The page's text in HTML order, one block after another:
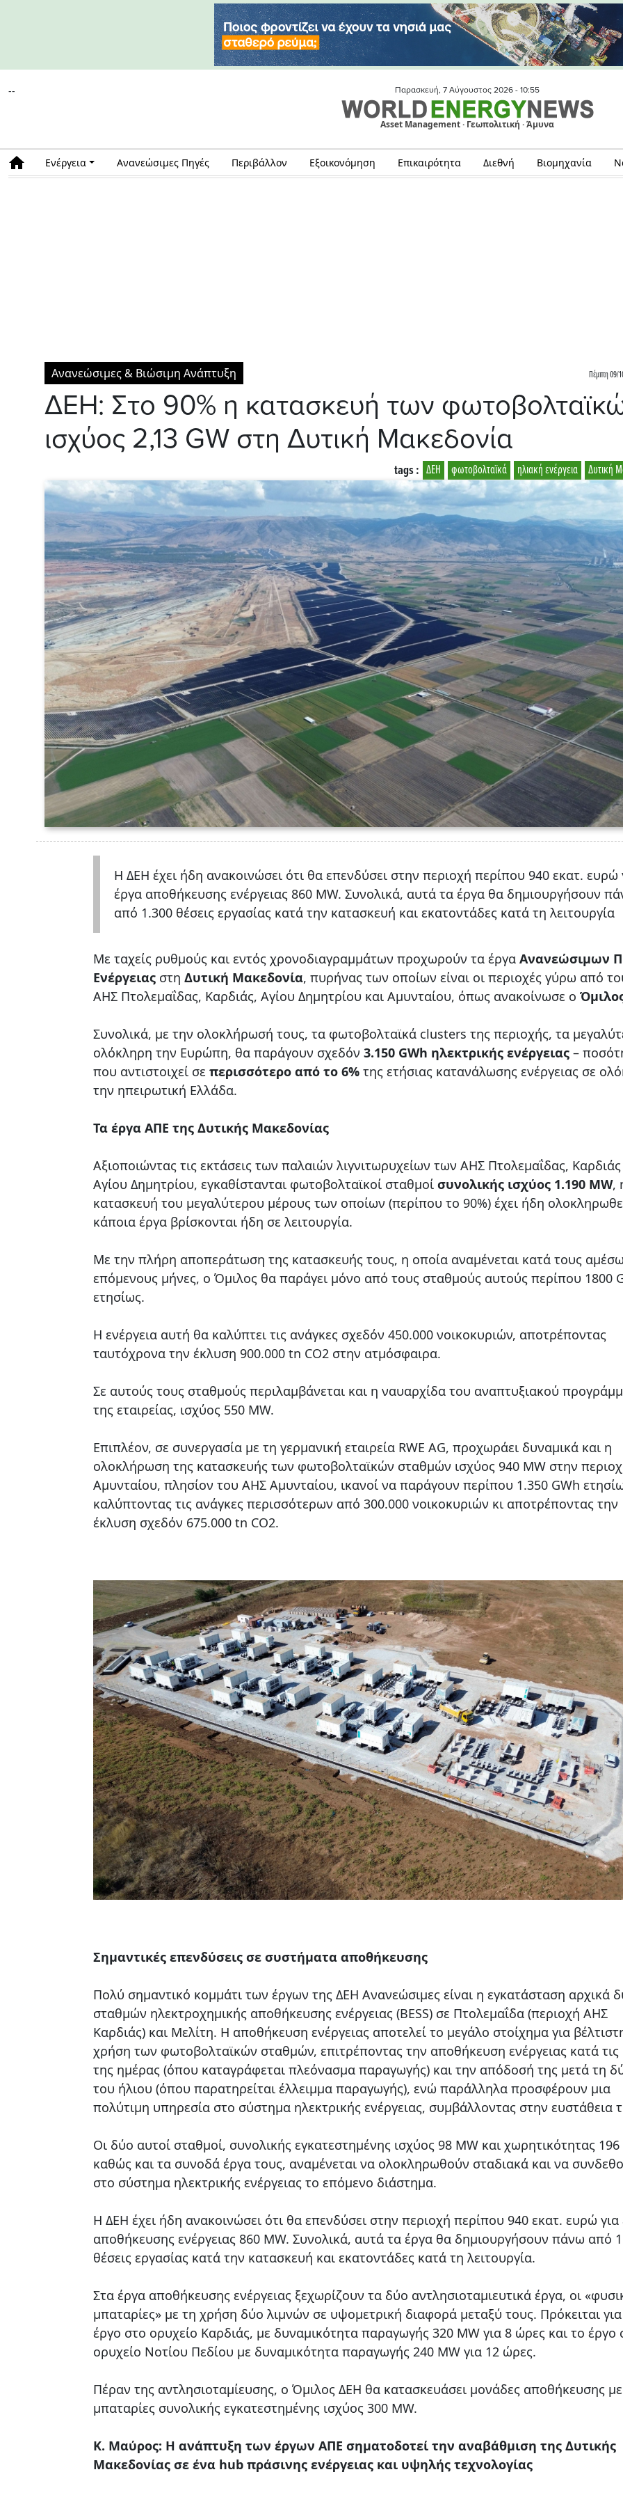
-- Παρασκευή, 7 Αύγουστος 2026 - 10:55
Asset Management · Γεωπολιτική · Άμυνα
Ενέργεια Ανανεώσιμες Πηγές Περιβάλλον Εξοικονόμηση Επικαιρότητα Διεθνή Βιομηχανία
Ανανεώσιμες & Βιώσιμη Ανάπτυξη Πέμπτη 09/
ΔΕΗ: Στο 90% η κατασκευή των
ισχύος 2,13 GW στη Δυτική Μακεδονία
Δυτική
ηλιακή ενέργεια
φωτοβολταϊκά
ΔΕΗ
tags :
Η ΔΕΗ έχει ήδη ανακοινώσει ότι θα επενδύσει στην περιοχή περίπου 940 εκατ. ευρώ
έργα αποθήκευσης ενέργειας 860 MW. Συνολικά, αυτά τα έργα θα δημιουργήσουν
από 1.300 θέσεις εργασίας κατά την κατασκευή και εκατοντάδες κατά τη λειτουργία
Με ταχείς ρυθμούς και εντός χρονοδιαγραμμάτων προχωρούν τα έργα Ανανεώσιμων
Ενέργειας στη Δυτική Μακεδονία, πυρήνας των οποίων είναι οι περιοχές γύρω από
ΑΗΣ Πτολεμαΐδας, Καρδιάς, Αγίου Δημητρίου και Αμυνταίου, όπως ανακοίνωσε ο
Συνολικά, με την ολοκλήρωσή τους, τα φωτοβολταϊκά clusters της περιοχής, τα
ολόκληρη την Ευρώπη, θα παράγουν σχεδόν 3.150 GWh ηλεκτρικής ενέργειας –
που αντιστοιχεί σε περισσότερο από το 6% της ετήσιας κατανάλωσης ενέργειας σε
την ηπειρωτική Ελλάδα.
Τα έργα ΑΠΕ της Δυτικής Μακεδονίας
Αξιοποιώντας τις εκτάσεις των παλαιών λιγνιτωρυχείων των ΑΗΣ Πτολεμαΐδας, Καρδιάς
Αγίου Δημητρίου, εγκαθίστανται φωτοβολταϊκοί σταθμοί συνολικής ισχύος 1.190 MW,
κατασκευή του μεγαλύτερου μέρους των οποίων (περίπου το 90%) έχει ήδη
κάποια έργα βρίσκονται ήδη σε λειτουργία.
Με την πλήρη αποπεράτωση της κατασκευής τους, η οποία αναμένεται κατά τους
επόμενους μήνες, ο Όμιλος θα παράγει μόνο από τους σταθμούς αυτούς περίπου 1800
ετησίως.
Η ενέργεια αυτή θα καλύπτει τις ανάγκες σχεδόν 450.000 νοικοκυριών, αποτρέποντας
ταυτόχρονα την έκλυση 900.000 tn CO2 στην ατμόσφαιρα.
Σε αυτούς τους σταθμούς περιλαμβάνεται και η ναυαρχίδα του αναπτυξιακού
της εταιρείας, ισχύος 550 MW.
Επιπλέον, σε συνεργασία με τη γερμανική εταιρεία RWE AG, προχωράει δυναμικά και η
ολοκλήρωση της κατασκευής των φωτοβολταϊκών σταθμών ισχύος 940 MW στην
Αμυνταίου, πλησίον του ΑΗΣ Αμυνταίου, ικανοί να παράγουν περίπου 1.350 GWh
καλύπτοντας τις ανάγκες περισσότερων από 300.000 νοικοκυριών κι αποτρέποντας την
έκλυση σχεδόν 675.000 tn CO2.
Σημαντικές επενδύσεις σε συστήματα αποθήκευσης
Πολύ σημαντικό κομμάτι των έργων της ΔΕΗ Ανανεώσιμες είναι η εγκατάσταση αρχικά
σταθμών ηλεκτροχημικής αποθήκευσης ενέργειας (BESS) σε Πτολεμαΐδα (περιοχή ΑΗΣ
Καρδιάς) και Μελίτη. Η αποθήκευση ενέργειας αποτελεί το μεγάλο στοίχημα για
χρήση των φωτοβολταϊκών σταθμών, επιτρέποντας την αποθήκευση ενέργειας κατά τις
της ημέρας (όπου καταγράφεται πλεόνασμα παραγωγής) και την απόδοσή της μετά τη
του ήλιου (όπου παρατηρείται έλλειμμα παραγωγής), ενώ παράλληλα προσφέρουν μια
πολύτιμη υπηρεσία στο σύστημα ηλεκτρικής ενέργειας, συμβάλλοντας στην ευστάθεια
Οι δύο αυτοί σταθμοί, συνολικής εγκατεστημένης ισχύος 98 MW και χωρητικότητας
καθώς και τα συνοδά έργα τους, αναμένεται να ολοκληρωθούν σταδιακά και να
στο σύστημα ηλεκτρικής ενέργειας το επόμενο διάστημα.
Η ΔΕΗ έχει ήδη ανακοινώσει ότι θα επενδύσει στην περιοχή περίπου 940 εκατ. ευρώ για
αποθήκευσης ενέργειας 860 MW. Συνολικά, αυτά τα έργα θα δημιουργήσουν πάνω από
θέσεις εργασίας κατά την κατασκευή και εκατοντάδες κατά τη λειτουργία.
Στα έργα αποθήκευσης ενέργειας ξεχωρίζουν τα δύο αντλησιοταμιευτικά έργα, οι
μπαταρίες» με τη χρήση δύο λιμνών σε υψομετρική διαφορά μεταξύ τους. Πρόκειται
έργο στο ορυχείο Καρδιάς, με δυναμικότητα παραγωγής 320 MW για 8 ώρες και το έργο
ορυχείο Νοτίου Πεδίου με δυναμικότητα παραγωγής 240 MW για 12 ώρες.
Πέραν της αντλησιοταμίευσης, ο Όμιλος ΔΕΗ θα κατασκευάσει μονάδες αποθήκευσης με
μπαταρίες συνολικής εγκατεστημένης ισχύος 300 MW.
Κ. Μαύρος: Η ανάπτυξη των έργων ΑΠΕ σηματοδοτεί την αναβάθμιση της Δυτικής
Μακεδονίας σε ένα hub πράσινης ενέργειας και υψηλής τεχνολογίας